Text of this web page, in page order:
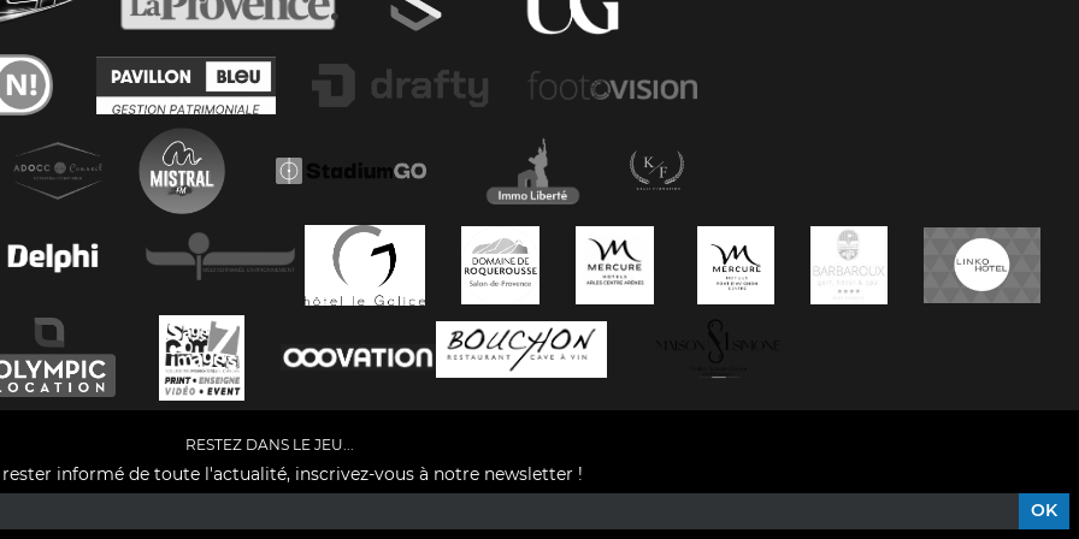
RESTEZ DANS LE JEU...
informé de toute l'actualité, inscrivez-vous à notre newsletter !